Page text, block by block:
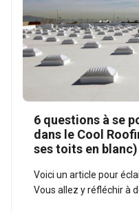
6 questions à se
dans le Cool
ses toits en blanc)
Voici un article pour
Vous allez y réfléchir à